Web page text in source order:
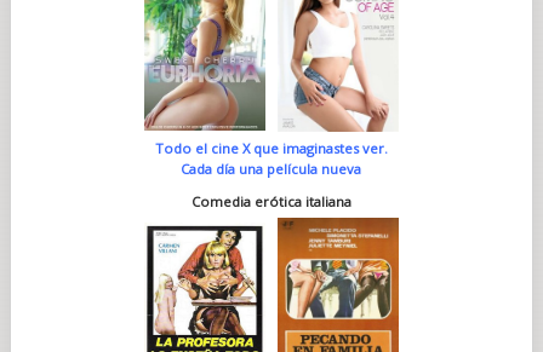
Todo el cine X que imaginastes ver.
Cada día una película nueva
Comedia erótica italiana